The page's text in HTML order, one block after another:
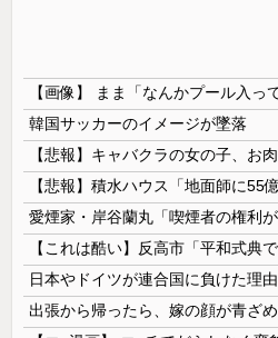
韓国サッカーのイメージが墜落
日本やドイツが連合国に負けた理由